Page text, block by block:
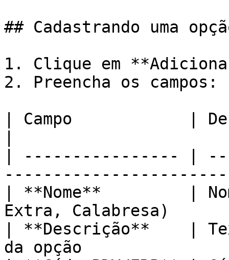
## Cadastrando uma
1. Clique em
2. Preencha os campos:
| Campo            |
| ---------------- |
| **Nome**         |
Extra, Calabresa)
| **Descrição**    |
da opção